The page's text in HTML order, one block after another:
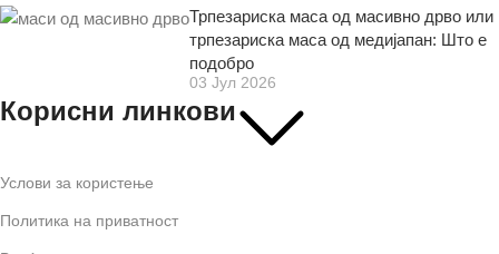
Трпезариска маса од масивно дрво или
трпезариска маса од медијапан: Што е
подобро
03 Јул 2026
Корисни линкови
Услови за користење
Политика на приватност